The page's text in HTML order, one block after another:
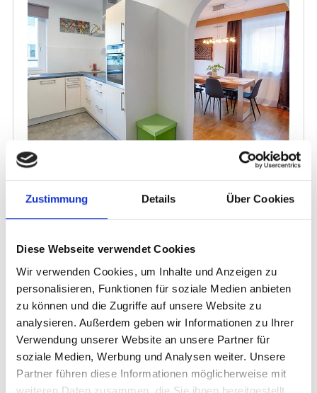
Zustimmung Details Über Cookies
Diese Webseite verwendet Cookies
Wir verwenden Cookies, um Inhalte und Anzeigen zu
personalisieren, Funktionen für soziale Medien anbieten
zu können und die Zugriffe auf unsere Website zu
analysieren. Außerdem geben wir Informationen zu Ihrer
Verwendung unserer Website an unsere Partner für
soziale Medien, Werbung und Analysen weiter. Unsere
Partner führen diese Informationen möglicherweise mit
weiteren Daten zusammen, die Sie ihnen bereitgestellt